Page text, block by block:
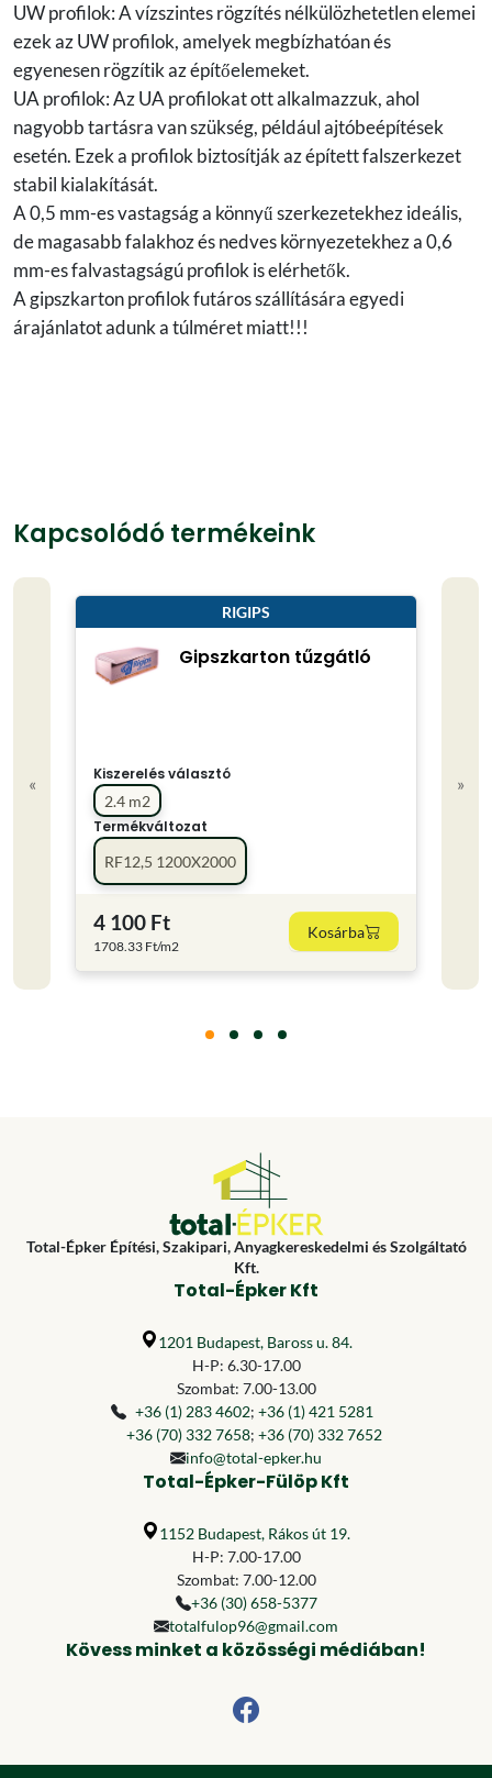
UW profilok: A vízszintes rögzítés nélkülözhetetlen elemei
ezek az UW profilok, amelyek megbízhatóan és
egyenesen rögzítik az építőelemeket.
UA profilok: Az UA profilokat ott alkalmazzuk, ahol
nagyobb tartásra van szükség, például ajtóbeépítések
esetén. Ezek a profilok biztosítják az épített falszerkezet
stabil kialakítását.
A 0,5 mm-es vastagság a könnyű szerkezetekhez ideális,
de magasabb falakhoz és nedves környezetekhez a 0,6
mm-es falvastagságú profilok is elérhetők.
A gipszkarton profilok futáros szállítására egyedi
árajánlatot adunk a túlméret miatt!!!
Kapcsolódó termékeink
«
RIGIPS
Gipszkarton tűzgátló
Kiszerelés választó
2.4 m2
Termékváltozat
RF12,5 1200X2000
4 100 Ft
1708.33 Ft/m2
Kosárba
»
Total-Épker Építési, Szakipari, Anyagkereskedelmi és Szolgáltató
Kft.
Total-Épker Kft
1201 Budapest, Baross u. 84.
H-P: 6.30-17.00
Szombat: 7.00-13.00
+36 (1) 283 4602; +36 (1) 421 5281
+36 (70) 332 7658; +36 (70) 332 7652
info@total-epker.hu
Total-Épker-Fülöp Kft
1152 Budapest, Rákos út 19.
H-P: 7.00-17.00
Szombat: 7.00-12.00
+36 (30) 658-5377
totalfulop96@gmail.com
Kövess minket a közösségi médiában!